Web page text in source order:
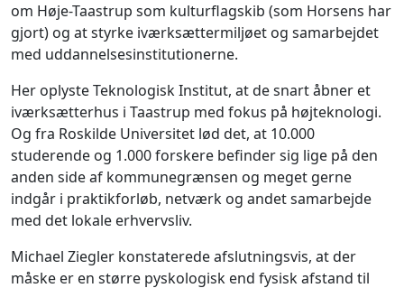
om Høje-Taastrup som kulturflagskib (som Horsens har
gjort) og at styrke iværksættermiljøet og samarbejdet
med uddannelsesinstitutionerne.
Her oplyste Teknologisk Institut, at de snart åbner et
iværksætterhus i Taastrup med fokus på højteknologi.
Og fra Roskilde Universitet lød det, at 10.000
studerende og 1.000 forskere befinder sig lige på den
anden side af kommunegrænsen og meget gerne
indgår i praktikforløb, netværk og andet samarbejde
med det lokale erhvervsliv.
Michael Ziegler konstaterede afslutningsvis, at der
måske er en større pyskologisk end fysisk afstand til